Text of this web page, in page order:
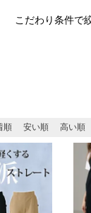
こだわり条件で
順 安い順 高い順